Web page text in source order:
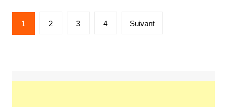
Pagination
des
1 2 3 4 Suivant